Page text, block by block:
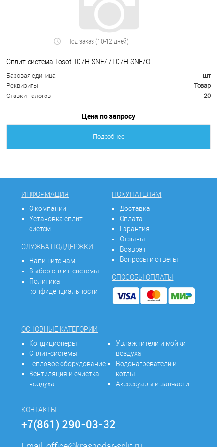
Под заказ (10-12 дней)
Сплит-система Tosot T07H-SNE/I/T07H-SNE/O
Базовая единица
шт
Реквизиты
Товар
Ставки налогов
20
Цена по запросу
Подробнее
ИНФОРМАЦИЯ
О компании
Установка сплит-
систем
СЛУЖБА ПОДДЕРЖКИ
Напишите нам
Выбор сплит-системы
Политика
конфиденциальности
ПОКУПАТЕЛЯМ
Доставка
Оплата
Гарантия
Отзывы
Возврат
Вопросы и ответы
СПОСОБЫ ОПЛАТЫ
ОСНОВНЫЕ КАТЕГОРИИ
Кондиционеры
Сплит-системы
Тепловое оборудование
Вентиляция и очистка
воздуха
Увлажнители и мойки
воздуха
Водонагреватели и
котлы
Аксессуары и запчасти
КОНТАКТЫ
+7(861) 290-03-32